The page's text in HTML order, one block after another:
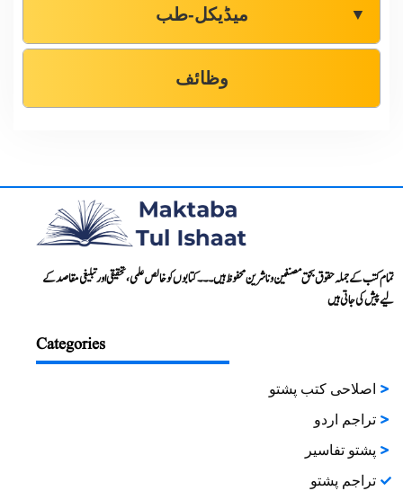
میڈیکل-طب ▼
وظائف
تمام کتب کے جملہ حقوق بحق مصنفین و ناشرین محفوظ ہیں۔۔۔ کتابوں کو خالص علمی، تحقیقی اور تبلیغی مقاصد کے
لیے پیش کی جاتی ہیں
Categories
اصلاحی کتب پشتو
تراجم اردو
پشتو تفاسیر
تراجم پشتو